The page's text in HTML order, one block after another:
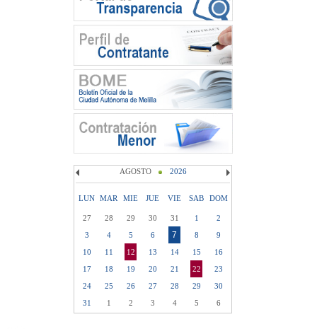
AGOSTO 2026
LUN MAR MIE JUE VIE SAB DOM
27 28 29 30 31 1
2
3
4 5 6 7 8
9
10
11 12 13 14 15
16
17
18 19 20 21 22
23
24
25 26 27 28 29
30
31
1 2 3 4 5 6